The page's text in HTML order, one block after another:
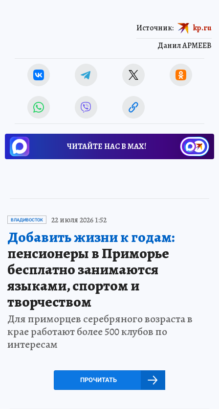
Данил АРМЕЕВ
Источник: kp.ru
ЧИТАЙТЕ НАС В МАХ!
ВЛАДИВОСТОК 22 июля 2026 1:52
Добавить жизни к годам:
пенсионеры в Приморье
бесплатно занимаются
языками, спортом и
творчеством
Для приморцев серебряного возраста в
крае работают более 500 клубов по
интересам
ПРОЧИТАТЬ